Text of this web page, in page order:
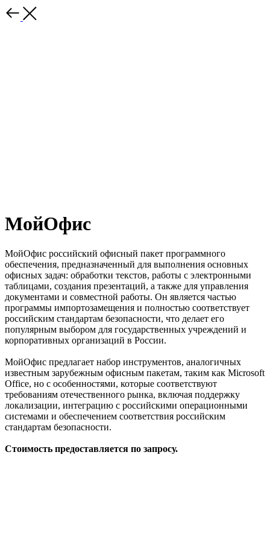
МойОфис
МойОфис российский офисный пакет программного
обеспечения, предназначенный для выполнения основных
офисных задач: обработки текстов, работы с электронными
таблицами, создания презентаций, а также для управления
документами и совместной работы. Он является частью
программы импортозамещения и полностью соответствует
российским стандартам безопасности, что делает его
популярным выбором для государственных учреждений и
корпоративных организаций в России.
МойОфис предлагает набор инструментов, аналогичных
известным зарубежным офисным пакетам, таким как Microsoft
Office, но с особенностями, которые соответствуют
требованиям отечественного рынка, включая поддержку
локализации, интеграцию с российскими операционными
системами и обеспечением соответствия российским
стандартам безопасности.
Стоимость предоставляется по запросу.